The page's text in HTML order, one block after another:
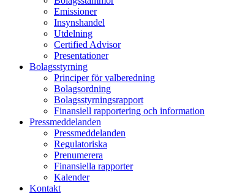
Emissioner
Insynshandel
Utdelning
Certified Advisor
Presentationer
Bolagsstyrning
Principer för valberedning
Bolagsordning
Bolagsstyrningsrapport
Finansiell rapportering och information
Pressmeddelanden
Pressmeddelanden
Regulatoriska
Prenumerera
Finansiella rapporter
Kalender
Kontakt